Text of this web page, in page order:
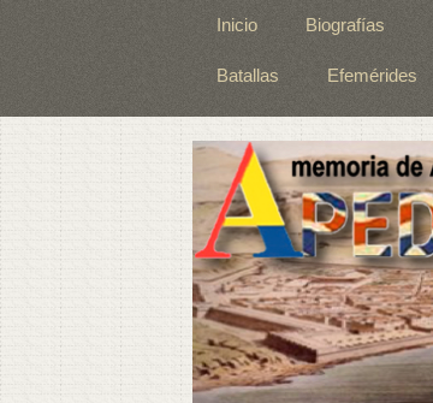
Inicio Biografías
Batallas Efemérides